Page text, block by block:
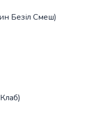
Безіл Смеш)